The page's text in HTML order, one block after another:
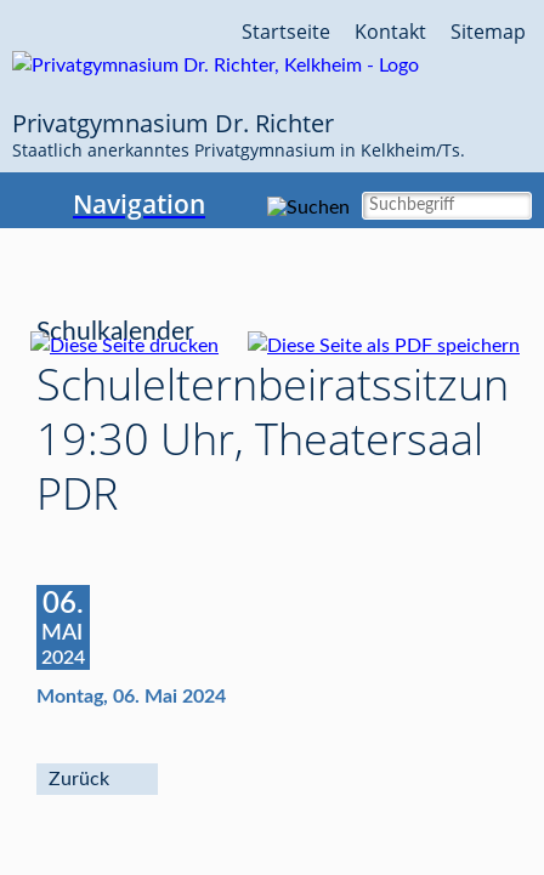
überspringen
Sitemap
Kontakt
Startseite
Privatgymnasium Dr. Richter
Staatlich anerkanntes Privatgymnasium in Kelkheim/Ts.
Navigation
Schulkalender
Schulelternbeiratssitzung,
19:30 Uhr, Theatersaal
PDR
06.
MAI
2024
Montag, 06. Mai 2024
Zurück